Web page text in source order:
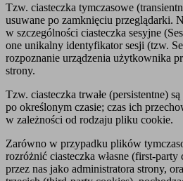
Tzw. ciasteczka tymczasowe
usuwane po zamknięciu przeglądarki.
w szczególności ciasteczka sesyjne
one unikalny identyfikator sesji (tzw.
rozpoznanie urządzenia użytkownika
strony.
Tzw. ciasteczka trwałe (persistentne)
po określonym czasie; czas ich
w zależności od rodzaju pliku cookie.
Zarówno w przypadku plików
rozróżnić ciasteczka własne (first-party
przez nas jako administratora strony,